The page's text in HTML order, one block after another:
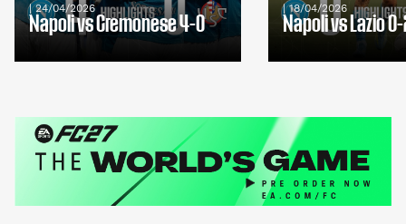
| 24/04/2026
Napoli vs Cremonese 4-0
| 18/04/2026
Napoli vs Lazio